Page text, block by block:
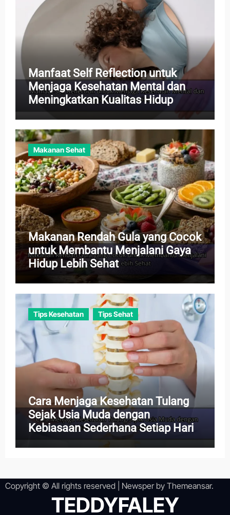
Manfaat Self Reflection untuk
Menjaga Kesehatan Mental dan
Meningkatkan Kualitas Hidup
Makanan Sehat
Makanan Rendah Gula yang Cocok
untuk Membantu Menjalani Gaya
Hidup Lebih Sehat
Tips Kesehatan Tips Sehat
Cara Menjaga Kesehatan Tulang
Sejak Usia Muda dengan
Kebiasaan Sederhana Setiap Hari
Copyright © All rights reserved Newsperby Themeansar.
TEDDYFALEY